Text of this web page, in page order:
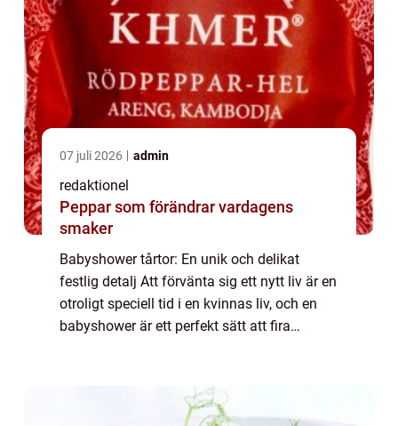
07 juli 2026 admin
redaktionel
Peppar som förändrar vardagens
smaker
Babyshower tårtor: En unik och delikat
festlig detalj Att förvänta sig ett nytt liv är en
otroligt speciell tid i en kvinnas liv, och en
babyshower är ett perfekt sätt att fira